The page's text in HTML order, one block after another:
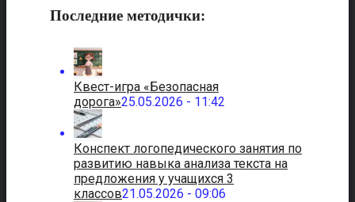
Последние методички:
Квест-игра «Безопасная
дорога»25.05.2026 - 11:42
Конспект логопедического занятия по
развитию навыка анализа текста на
предложения у учащихся 3
классов21.05.2026 - 09:06